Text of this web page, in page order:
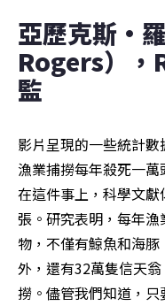
亞歷克斯·
Rogers），
監
影片呈現的一些統計
漁業捕撈每年殺死一
在這件事上，科學文
張。研究表明，每年
物，不僅有鯨魚和海
外，還有32萬隻信天
撈。儘管我們知道，